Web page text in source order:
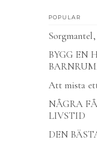
POPULAR
BYGG EN
Att mista
NÅGRA
LIVSTID
DEN